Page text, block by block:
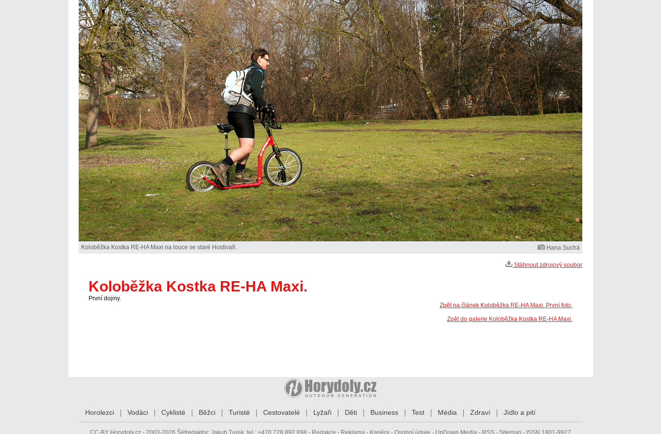
Koloběžka Kostka RE-HA Maxi na louce se staré Hostivaři. Hana Suchá
Stáhnout zdrojový soubor
Koloběžka Kostka RE-HA Maxi.
První dojmy.
Zpět na článek Koloběžka RE-HA Maxi. První foto.
Zpět do galerie Koloběžka Kostka RE-HA Maxi.
Horolezci Vodáci Cyklisté Běžci Turisté Cestovatelé Lyžaři Děti Business Test Média Zdraví Jídlo a pití
CC-BY Horydoly.cz - 2003-2026 Šéfredaktor: Jakub Turek , tel.: +420 728 892 898 - Redakce - Reklama - Kariéra - Osobní údaje - UpDown Media - RSS - Sitemap - ISSN 1801-9927